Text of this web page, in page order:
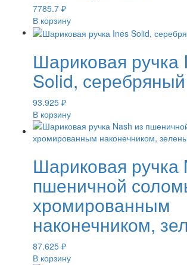
7785.7 ₽
В корзину
Шариковая ручка
Solid, серебряный
93.925 ₽
В корзину
Шариковая ручка
пшеничной
хромированным
наконечником,
87.625 ₽
В корзину